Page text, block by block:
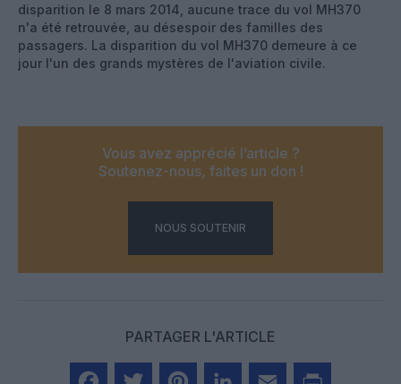
disparition le 8 mars 2014, aucune trace du vol MH370
n'a été retrouvée, au désespoir des familles des
passagers. La disparition du vol MH370 demeure à ce
jour l'un des grands mystères de l'aviation civile.
Vous avez apprécié l’article ?
Soutenez-nous, faites un don !
NOUS SOUTENIR
PARTAGER L'ARTICLE